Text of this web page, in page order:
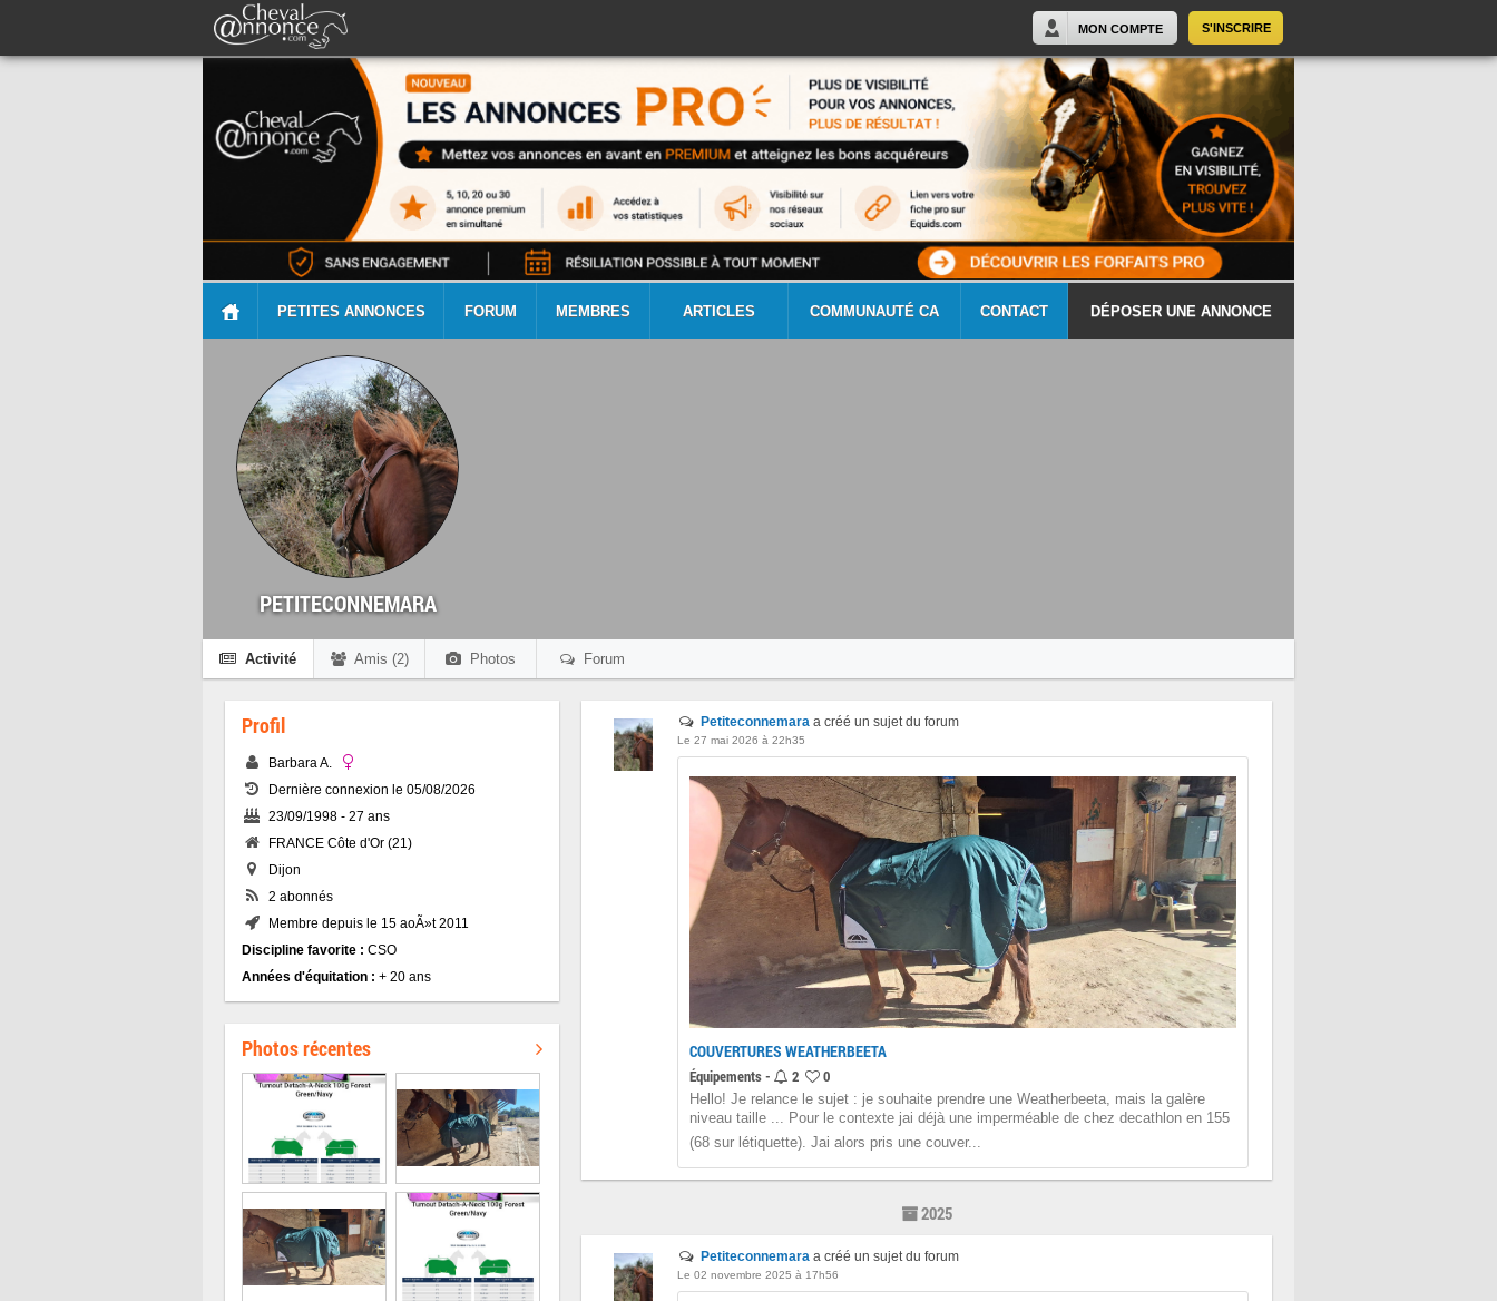
S'INSCRIRE
MON COMPTE
PETITES ANNONCES FORUM MEMBRES ARTICLES COMMUNAUTÉ CA CONTACT DÉPOSER UNE ANNONCE
PETITECONNEMARA
Activité Amis (2) Photos Forum
Profil
Barbara A.
Dernière connexion le 05/08/2026
23/09/1998 - 27 ans
FRANCE Côte d'Or (21)
Dijon
2 abonnés
Membre depuis le 15 aoÃ»t 2011
Discipline favorite : CSO
Années d'équitation : + 20 ans
Photos récentes
Petiteconnemara a créé un sujet du forum
Le 27 mai 2026 à 22h35
COUVERTURES WEATHERBEETA
Équipements - 2 0
Hello! Je relance le sujet : je souhaite prendre une Weatherbeeta, mais la galère
niveau taille ... Pour le contexte jai déjà une imperméable de chez decathlon en 155
(68 sur létiquette). Jai alors pris une couver...
2025
Petiteconnemara a créé un sujet du forum
Le 02 novembre 2025 à 17h56